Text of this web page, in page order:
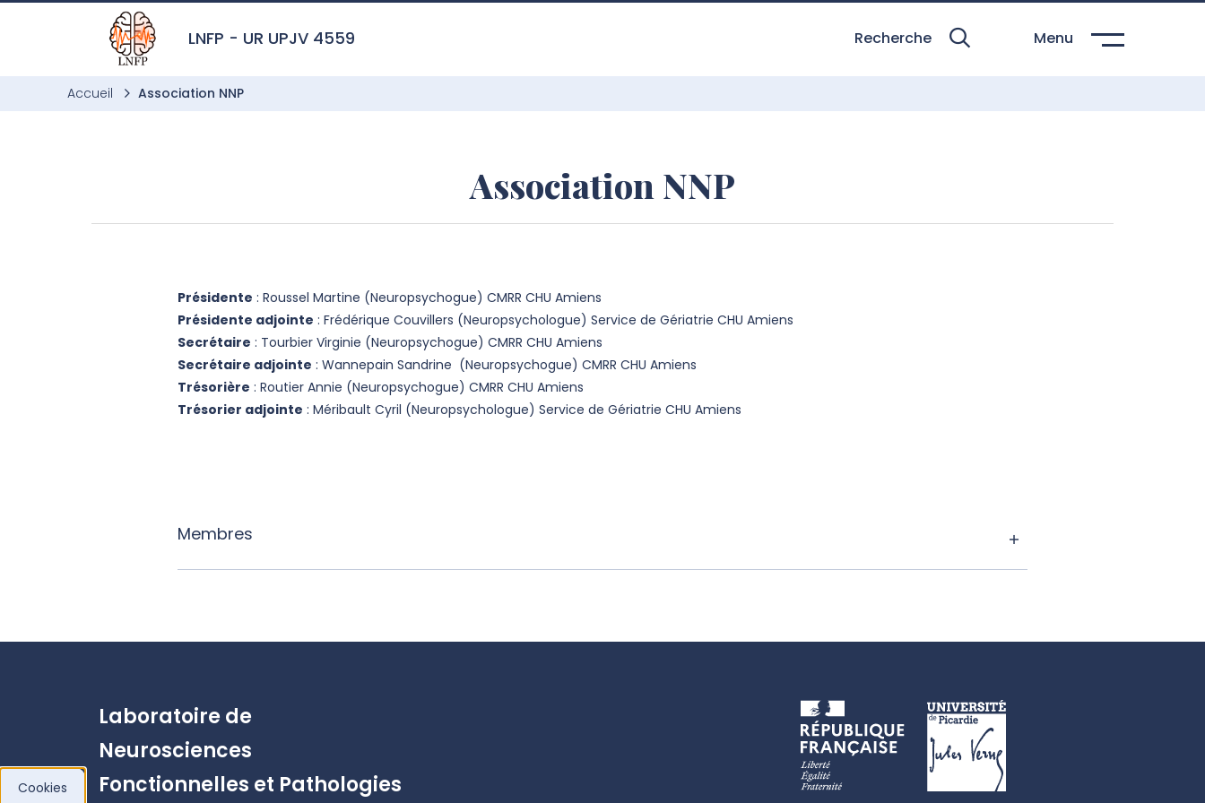
Aller à l’entête de page
Aller au menu principale
Aller au contenu principal
Aller à la recherche
Passer aux cookies
Aller au pied de page
LNFP - UR UPJV 4559 Recherche Menu
Accueil Association NNP
Association NNP
Présidente : Roussel Martine (Neuropsychogue) CMRR CHU Amiens
Présidente adjointe : Frédérique Couvillers (Neuropsychologue) Service de Gériatrie CHU Amiens
Secrétaire : Tourbier Virginie (Neuropsychogue) CMRR CHU Amiens
Secrétaire adjointe : Wannepain Sandrine (Neuropsychogue) CMRR CHU Amiens
Trésorière : Routier Annie (Neuropsychogue) CMRR CHU Amiens
Trésorier adjointe : Méribault Cyril (Neuropsychologue) Service de Gériatrie CHU Amiens
Membres
Laboratoire de
Neurosciences
Fonctionnelles et Pathologies
Cookies